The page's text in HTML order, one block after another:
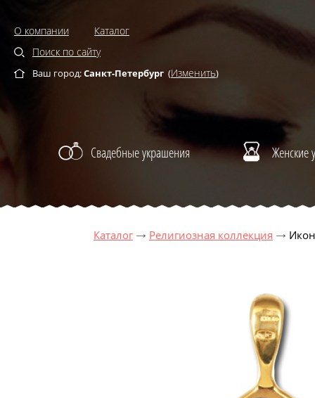
О компании
Каталог
Поиск по сайту
Ваш город:Санкт-Петербург (Изменить)
Свадебные украшения Женские
Каталог Религиозная коллекция